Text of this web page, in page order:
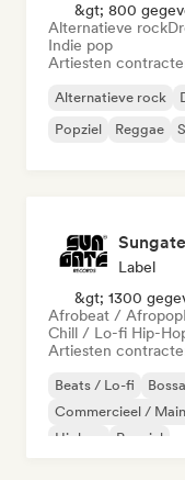
&gt; 800
Alternatieve rock
Indie pop
Artiesten
Alternatieve rock
Popziel
Reggae
Label
&gt; 1300
Afrobeat / Afropop
Chill / Lo-fi Hip-
Artiesten
Beats / Lo-fi
Commercieel /
Hiphop
Popziel